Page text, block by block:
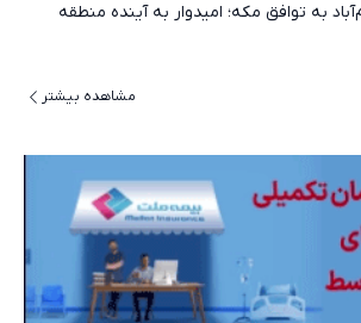
به توافق مکه؛ امیدوار به آینده منطقه
مشاهده بیشتر